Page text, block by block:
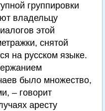
группировки
владельцу
этой
снятой
на русском языке.
было множество,
– говорит
аресту